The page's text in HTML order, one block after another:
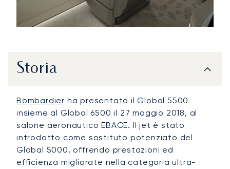
Storia
Bombardier ha presentato il Global 5500
insieme al Global 6500 il 27 maggio 2018, al
salone aeronautico EBACE. Il jet è stato
introdotto come sostituto potenziato del
Global 5000, offrendo prestazioni ed
efficienza migliorate nella categoria ultra-